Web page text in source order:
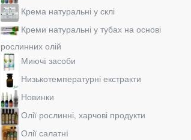
Крема натуральні у склі
Креми натуральні у тубах на основі
рослинних олій
Миючi засоби
Низькотемпературні екстракти
Новинки
Олії рослинні, харчові продукти
Олії салатнi